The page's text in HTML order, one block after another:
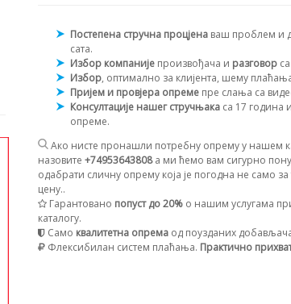
Постепена стручна процјена ваш проблем и
сата.
Избор компаније произвођача и разговор
Избор, оптимално за клијента, шему
Пријем и провјера опреме пре слања са
Консултације нашег стручњака са 17 година
опреме.
Ако нисте пронашли потребну опрему у нашем
назовите +74953643808а ми ћемо вам сигурно
одабрати сличну опрему која је погодна не само
цену..
Гарантовано попуст до 20% о нашим услугама
каталогу.
Само квалитетна опрема од поузданих
Флексибилан систем плаћања. Практично